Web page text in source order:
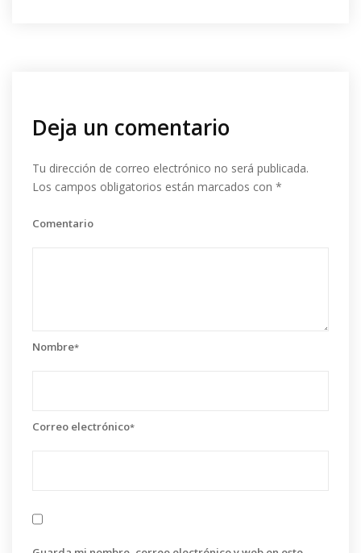
Deja un comentario
Tu dirección de correo electrónico no será publicada.
Los campos obligatorios están marcados con *
Comentario
Nombre*
Correo electrónico*